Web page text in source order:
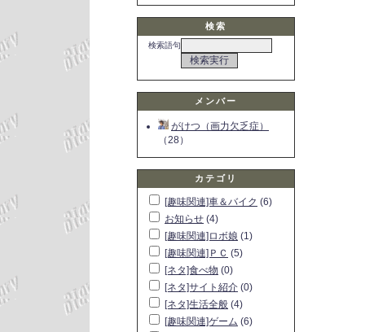
検索
検索語句
メンバー
がけつ（画力欠乏症）
（28）
カテゴリ
[趣味関連]車＆バイク (6)
お知らせ (4)
[趣味関連]ロボ娘 (1)
[趣味関連]ＰＣ (5)
[ネタ]食べ物 (0)
[ネタ]サイト紹介 (0)
[ネタ]生活全般 (4)
[趣味関連]ゲーム (6)